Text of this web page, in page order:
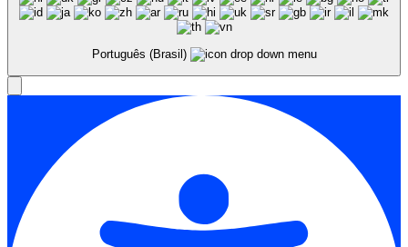
Português (Brasil)